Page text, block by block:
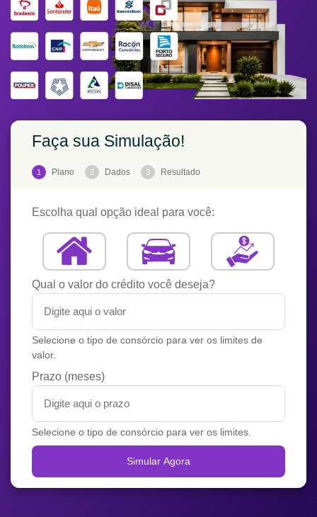
Faça sua Simulação!
1 Plano 2 Dados 3 Resultado
Escolha qual opção ideal para você:
Qual o valor do crédito você deseja?
Selecione o tipo de consórcio para ver os limites de
valor.
Prazo (meses)
Selecione o tipo de consórcio para ver os limites.
Simular Agora